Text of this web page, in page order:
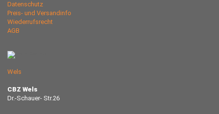
Datenschutz
Preis- und Versandinfo
Wiederrufsrecht
AGB
Wels
CBZ Wels
Dr.-Schauer- Str.26